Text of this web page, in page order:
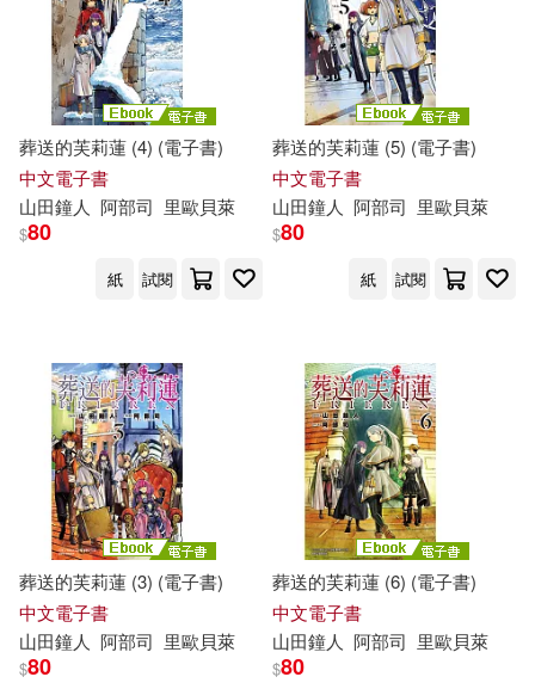
葬送的芙莉蓮 (4) (電子書)
中文電子書
山田鐘人 阿部司 里歐貝萊
$80
紙 試閱
葬送的芙莉蓮 (5) (電子書)
中文電子書
山田鐘人 阿部司 里歐貝萊
$80
紙 試閱
葬送的芙莉蓮 (3) (電子書)
中文電子書
山田鐘人 阿部司 里歐貝萊
$80
葬送的芙莉蓮 (6) (電子書)
中文電子書
山田鐘人 阿部司 里歐貝萊
$80